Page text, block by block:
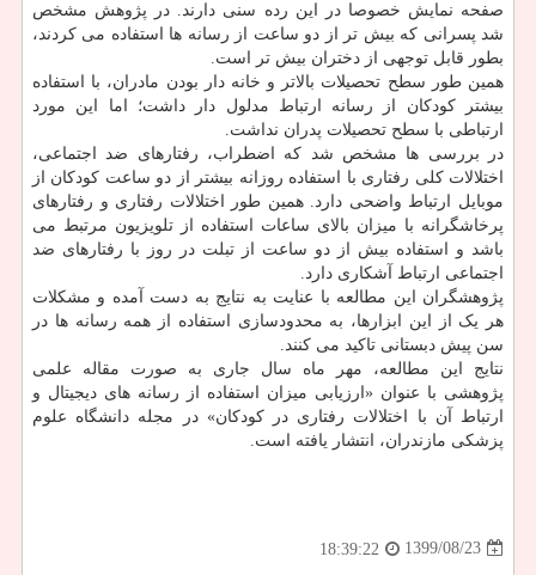
صفحه نمایش خصوصا در این رده سنی دارند. در پژوهش مشخص
شد پسرانی که بیش تر از دو ساعت از رسانه ها استفاده می کردند،
بطور قابل توجهی از دختران بیش تر است.
همین طور سطح تحصیلات بالاتر و خانه دار بودن مادران، با استفاده
بیشتر کودکان از رسانه ارتباط مدلول دار داشت؛ اما این مورد
ارتباطی با سطح تحصیلات پدران نداشت.
در بررسی ها مشخص شد که اضطراب، رفتارهای ضد اجتماعی،
اختلالات کلی رفتاری با استفاده روزانه بیشتر از دو ساعت کودکان از
موبایل ارتباط واضحی دارد. همین طور اختلالات رفتاری و رفتارهای
پرخاشگرانه با میزان بالای ساعات استفاده از تلویزیون مرتبط می
باشد و استفاده بیش از دو ساعت از تبلت در روز با رفتارهای ضد
اجتماعی ارتباط آشکاری دارد.
پژوهشگران این مطالعه با عنایت به نتایج به دست آمده و مشکلات
هر یک از این ابزارها، به محدودسازی استفاده از همه رسانه ها در
سن پیش دبستانی تاکید می کنند.
نتایج این مطالعه، مهر ماه سال جاری به صورت مقاله علمی
پژوهشی با عنوان «ارزیابی میزان استفاده از رسانه های دیجیتال و
ارتباط آن با اختلالات رفتاری در کودکان» در مجله دانشگاه علوم
پزشکی مازندران، انتشار یافته است.
1399/08/23
18:39:22